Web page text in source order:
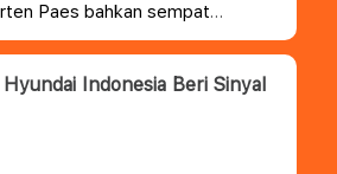
Paes bahkan sempat
Hyundai Santa Fe.
Indonesia Beri Sinyal